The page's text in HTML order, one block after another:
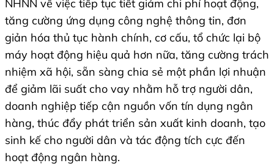
NHNN về việc tiếp tục tiết giảm chi phí hoạt động,
tăng cường ứng dụng công nghệ thông tin, đơn
giản hóa thủ tục hành chính, cơ cấu, tổ chức lại bộ
máy hoạt động hiệu quả hơn nữa, tăng cường trách
nhiệm xã hội, sẵn sàng chia sẻ một phần lợi nhuận
để giảm lãi suất cho vay nhằm hỗ trợ người dân,
doanh nghiệp tiếp cận nguồn vốn tín dụng ngân
hàng, thúc đẩy phát triển sản xuất kinh doanh, tạo
sinh kế cho người dân và tác động tích cực đến
hoạt động ngân hàng.